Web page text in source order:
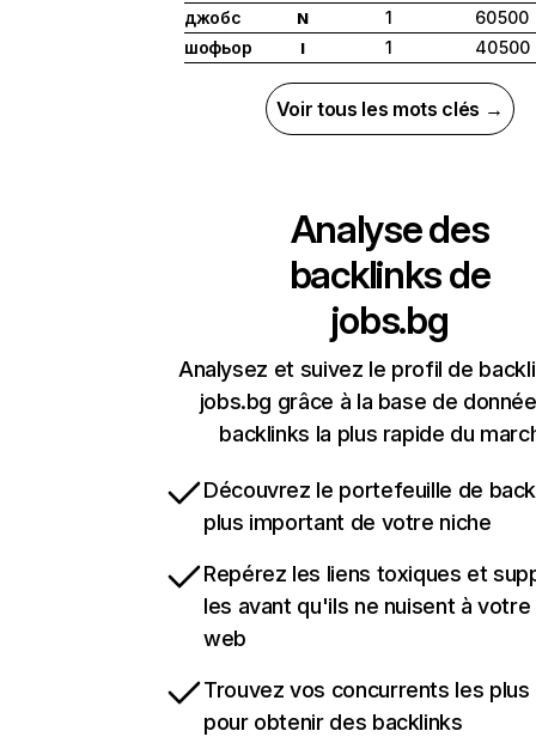
джобс
N 1
60 500
шофьор
I 1 40 500
Voir tous les mots clés →
Analyse des
backlinks de
jobs.bg
Analysez et suivez le profil de
jobs.bg grâce à la base de
backlinks la plus rapide du
Découvrez le portefeuille de
plus important de votre niche
Repérez les liens toxiques et
les avant qu'ils ne nuisent à
web
Trouvez vos concurrents les
pour obtenir des backlinks